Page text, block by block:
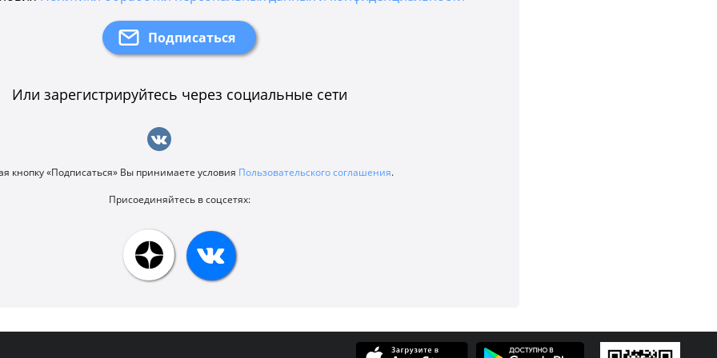
Или зарегистрируйтесь через социальные сети
кнопку «Подписаться» Вы принимаете условия Пользовательского соглашения.
Присоединяйтесь в соцсетях: